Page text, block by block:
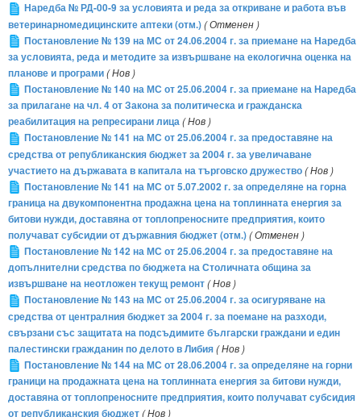
Наредба № РД-00-9 за условията и реда за откриване и работа във
ветеринарномедицинските аптеки (отм.)( Отменен )
Постановление № 139 на МС от 24.06.2004 г. за приемане на Наредба
за условията, реда и методите за извършване на екологична оценка на
планове и програми( Нов )
Постановление № 140 на МС от 25.06.2004 г. за приемане на Наредба
за прилагане на чл. 4 от Закона за политическа и гражданска
реабилитация на репресирани лица( Нов )
Постановление № 141 на МС от 25.06.2004 г. за предоставяне на
средства от републиканския бюджет за 2004 г. за увеличаване
участието на държавата в капитала на търговско дружество( Нов )
Постановление № 141 на МС от 5.07.2002 г. за определяне на горна
граница на двукомпонентна продажна цена на топлинната енергия за
битови нужди, доставяна от топлопреносните предприятия, които
получават субсидии от държавния бюджет (отм.)( Отменен )
Постановление № 142 на МС от 25.06.2004 г. за предоставяне на
допълнителни средства по бюджета на Столичната община за
извършване на неотложен текущ ремонт( Нов )
Постановление № 143 на МС от 25.06.2004 г. за осигуряване на
средства от централния бюджет за 2004 г. за поемане на разходи,
свързани със защитата на подсъдимите български граждани и един
палестински гражданин по делото в Либия( Нов )
Постановление № 144 на МС от 28.06.2004 г. за определяне на горни
граници на продажната цена на топлинната енергия за битови нужди,
доставяна от топлопреносните предприятия, които получават субсидия
от републиканския бюджет( Нов )